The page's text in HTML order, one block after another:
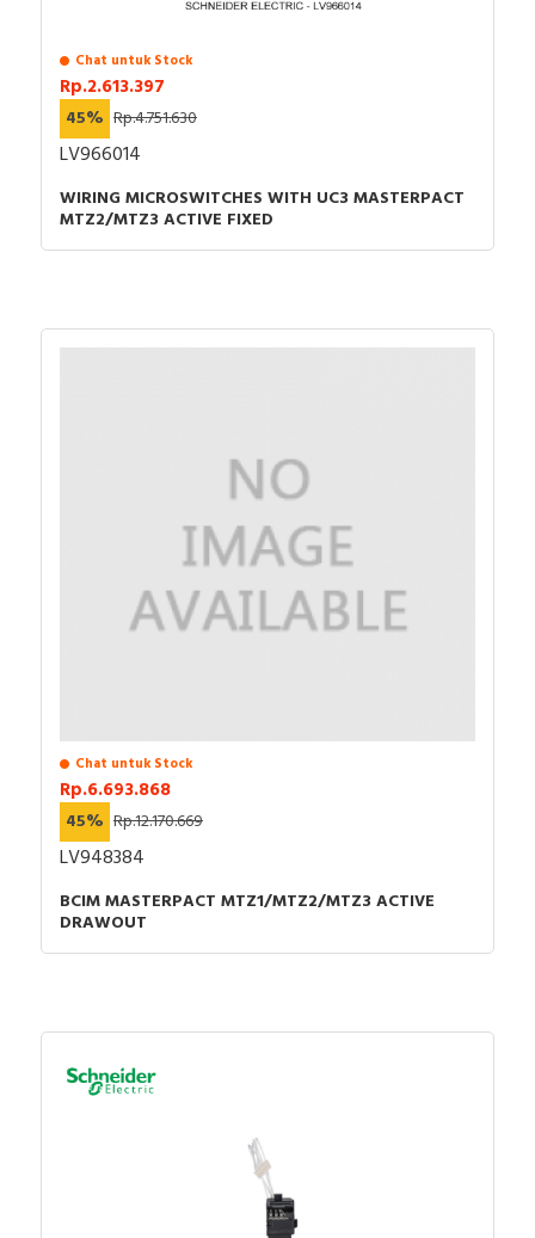
PM, Supreme, Kabelindo, Kabelmetal Indonesia,
B&D Transformer, Asco, Secure, Howig, Onesto,
Veloce dan masih banyak lagi.
keaslian barang. Untuk dapatkan harga MCB terbaik
atau marketing kami silakan klik
berbelanja.
Chat untuk Stock
Rp.2.613.397
45% Rp.4.751.630
LV966014
WIRING MICROSWITCHES WITH UC3 MASTERPACT
MTZ2/MTZ3 ACTIVE FIXED
Chat untuk Stock
Rp.6.693.868
45% Rp.12.170.669
LV948384
BCIM MASTERPACT MTZ1/MTZ2/MTZ3 ACTIVE
DRAWOUT